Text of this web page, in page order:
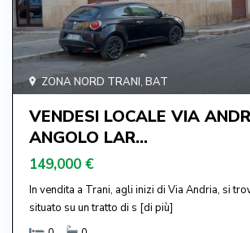
ZONA NORD TRANI, BAT
VENDESI LOCALE VIA
ANGOLO LAR...
149,000 €
In vendita a Trani, agli inizi di Via Andria, si
situato su un tratto di s [di più]